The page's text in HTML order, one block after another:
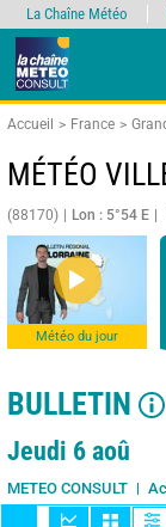
Accueil France
MÉTÉO
(88170) Lon : 5°54 E
Météo du jour
BULLETIN
Live 1 jour 3 jours
Jeudi 6 aoû
METEO CONSULT
La Chaîne Météo